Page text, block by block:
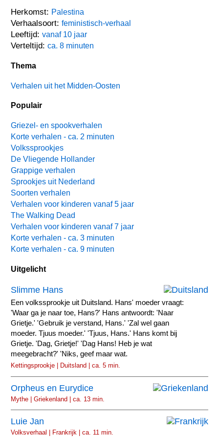
Herkomst: Palestina
Verhaalsoort:feministisch-verhaal
Leeftijd:vanaf 10 jaar
Verteltijd:ca. 8 minuten
Thema
Verhalen uit het Midden-Oosten
Populair
Griezel- en spookverhalen
Korte verhalen - ca. 2 minuten
Volkssprookjes
De Vliegende Hollander
Grappige verhalen
Sprookjes uit Nederland
Soorten verhalen
Verhalen voor kinderen vanaf 5 jaar
The Walking Dead
Verhalen voor kinderen vanaf 7 jaar
Korte verhalen - ca. 3 minuten
Korte verhalen - ca. 9 minuten
Uitgelicht
Slimme Hans
Een volkssprookje uit Duitsland. Hans' moeder vraagt:
'Waar ga je naar toe, Hans?' Hans antwoordt: 'Naar
Grietje.' 'Gebruik je verstand, Hans.' 'Zal wel gaan
moeder. Tjuus moeder.' 'Tjuus, Hans.' Hans komt bij
Grietje. 'Dag, Grietje!' 'Dag Hans! Heb je wat
meegebracht?' 'Niks, geef maar wat.
Kettingsprookje | Duitsland | ca. 5 min.
Orpheus en Eurydice
Mythe | Griekenland | ca. 13 min.
Luie Jan
Volksverhaal | Frankrijk | ca. 11 min.